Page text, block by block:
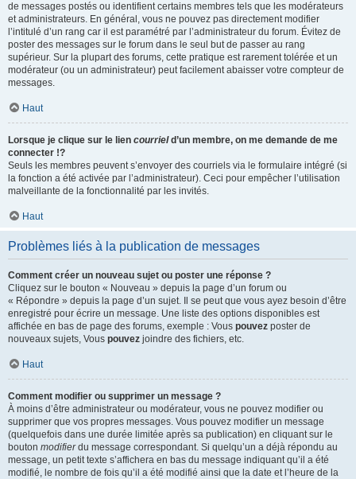
de messages postés ou identifient certains membres tels que les modérateurs
et administrateurs. En général, vous ne pouvez pas directement modifier
l’intitulé d’un rang car il est paramétré par l’administrateur du forum. Évitez de
poster des messages sur le forum dans le seul but de passer au rang
supérieur. Sur la plupart des forums, cette pratique est rarement tolérée et un
modérateur (ou un administrateur) peut facilement abaisser votre compteur de
messages.
Haut
Lorsque je clique sur le lien courrield’un membre, on me demande de me
connecter !?
Seuls les membres peuvent s’envoyer des courriels via le formulaire intégré (si
la fonction a été activée par l’administrateur). Ceci pour empêcher l’utilisation
malveillante de la fonctionnalité par les invités.
Haut
Problèmes liés à la publication de messages
Comment créer un nouveau sujet ou poster une réponse ?
Cliquez sur le bouton « Nouveau » depuis la page d’un forum ou
« Répondre » depuis la page d’un sujet. Il se peut que vous ayez besoin d’être
enregistré pour écrire un message. Une liste des options disponibles est
affichée en bas de page des forums, exemple : Vous pouvez poster de
nouveaux sujets, Vous pouvez joindre des fichiers, etc.
Haut
Comment modifier ou supprimer un message ?
À moins d’être administrateur ou modérateur, vous ne pouvez modifier ou
supprimer que vos propres messages. Vous pouvez modifier un message
(quelquefois dans une durée limitée après sa publication) en cliquant sur le
bouton modifierdu message correspondant. Si quelqu’un a déjà répondu au
message, un petit texte s’affichera en bas du message indiquant qu’il a été
modifié, le nombre de fois qu’il a été modifié ainsi que la date et l’heure de la